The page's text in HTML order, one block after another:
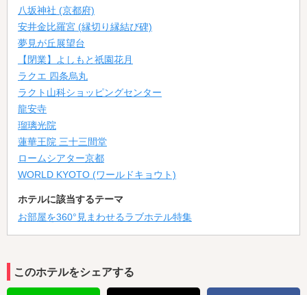
八坂神社 (京都府)
安井金比羅宮 (縁切り縁結び碑)
夢見が丘展望台
【閉業】よしもと祇園花月
ラクエ 四条烏丸
ラクト山科ショッピングセンター
龍安寺
瑠璃光院
蓮華王院 三十三間堂
ロームシアター京都
WORLD KYOTO (ワールドキョウト)
ホテルに該当するテーマ
お部屋を360°見まわせるラブホテル特集
このホテルをシェアする